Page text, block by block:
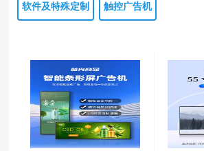
软件及特殊定制 触控广告机